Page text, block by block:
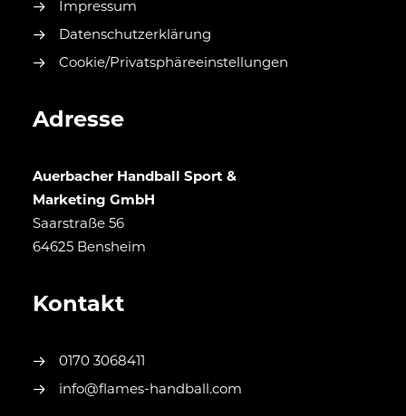
Impressum
Datenschutzerklärung
Cookie/Privatsphäreeinstellungen
Adresse
Auerbacher Handball Sport &
Marketing GmbH
Saarstraße 56
64625 Bensheim
Kontakt
0170 3068411
info@flames-handball.com